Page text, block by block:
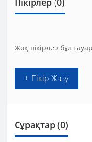
Пікірлер (0)
Жоқ пікірлер бұл
+ Пікір Жазу
Сұрақтар (0)